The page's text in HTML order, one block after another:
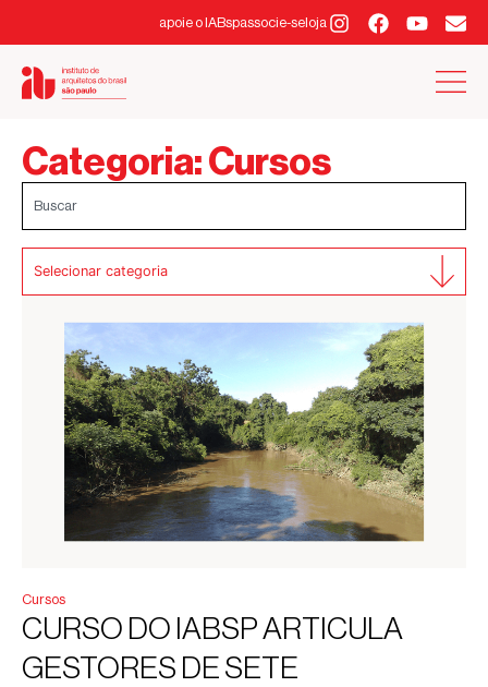
apoie o IABspassocie-seloja
Categoria: Cursos
Selecionar categoria
Cursos
CURSO DO IABSP ARTICULA
GESTORES DE SETE